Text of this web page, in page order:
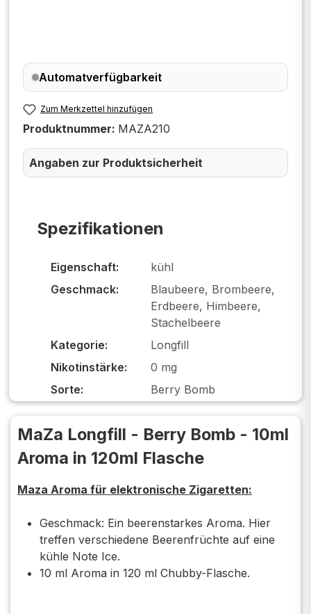
Spezifikationen
Eigenschaft:
kühl
Geschmack:
Blaubeere, Brombeere,
Erdbeere, Himbeere,
Stachelbeere
Kategorie:
Longfill
Nikotinstärke:
0 mg
Sorte:
Berry Bomb
Automatverfügbarkeit
Zum Merkzettel hinzufügen
Produktnummer: MAZA210
Angaben zur Produktsicherheit
MaZa Longfill - Berry Bomb - 10ml
Aroma in 120ml Flasche
Maza Aroma für elektronische Zigaretten:
Geschmack: Ein beerenstarkes Aroma. Hier
treffen verschiedene Beerenfrüchte auf eine
kühle Note Ice.
10 ml Aroma in 120 ml Chubby-Flasche.